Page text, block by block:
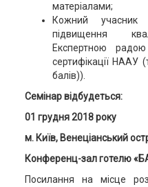
матеріалами;
Кожний учасник
підвищення
Експертною
сертифікації НААУ
балів)).
Семінар відбудеться:
01 грудня 2018 року
м. Київ, Венеціанський
Конференц-зал готелю
Посилання на місце